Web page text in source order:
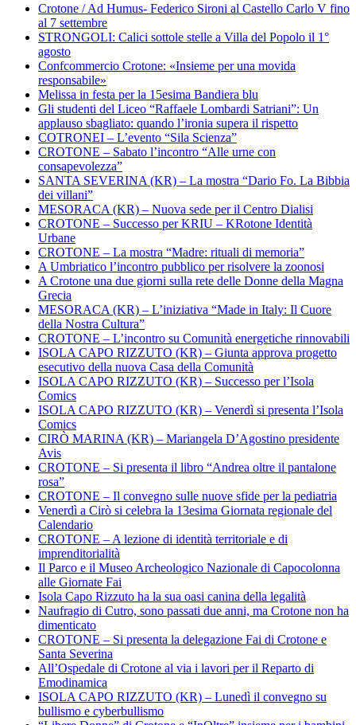
Crotone / Ad Humus- Federico Sironi al Castello Carlo V fino
al 7 settembre
STRONGOLI: Calici sottole stelle a Villa del Popolo il 1°
agosto
Confcommercio Crotone: «Insieme per una movida
responsabile»
Melissa in festa per la 15esima Bandiera blu
Gli studenti del Liceo “Raffaele Lombardi Satriani”: Un
applauso sbagliato: quando l’ironia supera il rispetto
COTRONEI – L’evento “Sila Scienza”
CROTONE – Sabato l’incontro “Alle urne con
consapevolezza”
SANTA SEVERINA (KR) – La mostra “Dario Fo. La Bibbia
dei villani”
MESORACA (KR) – Nuova sede per il Centro Dialisi
CROTONE – Successo per KRIU – KRotone Identità
Urbane
CROTONE – La mostra “Madre: rituali di memoria”
A Umbriatico l’incontro pubblico per risolvere la zoonosi
A Crotone una due giorni sulla rete delle Donne della Magna
Grecia
MESORACA (KR) – L’iniziativa “Made in Italy: Il Cuore
della Nostra Cultura”
CROTONE – L’incontro su Comunità energetiche rinnovabili
ISOLA CAPO RIZZUTO (KR) – Giunta approva progetto
esecutivo della nuova Casa della Comunità
ISOLA CAPO RIZZUTO (KR) – Successo per l’Isola
Comics
ISOLA CAPO RIZZUTO (KR) – Venerdì si presenta l’Isola
Comics
CIRÒ MARINA (KR) – Mariangela D’Agostino presidente
Avis
CROTONE – Si presenta il libro “Andrea oltre il pantalone
rosa”
CROTONE – Il convegno sulle nuove sfide per la pediatria
Venerdì a Cirò si celebra la 13esima Giornata regionale del
Calendario
CROTONE – A lezione di identità territoriale e di
imprenditorialità
Il Parco e il Museo Archeologico Nazionale di Capocolonna
alle Giornate Fai
Isola Capo Rizzuto ha la sua oasi canina della legalità
Naufragio di Cutro, sono passati due anni, ma Crotone non ha
dimenticato
CROTONE – Si presenta la delegazione Fai di Crotone e
Santa Severina
All’Ospedale di Crotone al via i lavori per il Reparto di
Emodinamica
ISOLA CAPO RIZZUTO (KR) – Lunedì il convegno su
bullismo e cyberbullismo